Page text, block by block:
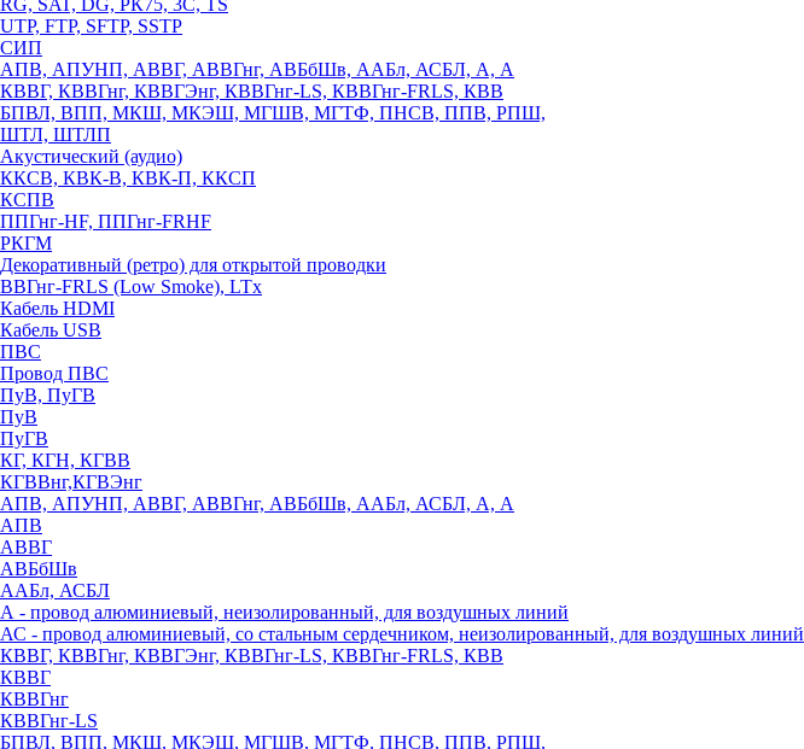
RG, SAT, DG, РК75, 3С, TS
UTP, FTP, SFTP, SSTP
СИП
АПВ, АПУНП, АВВГ, АВВГнг, АВБбШв, ААБл, АСБЛ, А, А
КВВГ, КВВГнг, КВВГЭнг, КВВГнг-LS, КВВГнг-FRLS, КВВ
БПВЛ, ВПП, МКШ, МКЭШ, МГШВ, МГТФ, ПНСВ, ППВ, РПШ,
ШТЛ, ШТЛП
Акустический (аудио)
ККСВ, КВК-В, КВК-П, ККСП
КСПВ
ППГнг-HF, ППГнг-FRHF
РКГМ
Декоративный (ретро) для открытой проводки
ВВГнг-FRLS (Low Smoke), LTx
Кабель HDMI
Кабель USB
ПВС
Провод ПВС
ПуВ, ПуГВ
ПуВ
ПуГВ
КГ, КГН, КГВВ
КГВВнг,КГВЭнг
АПВ, АПУНП, АВВГ, АВВГнг, АВБбШв, ААБл, АСБЛ, А, А
АПВ
АВВГ
АВБбШв
ААБл, АСБЛ
А - провод алюминиевый, неизолированный, для воздушных линий
АС - провод алюминиевый, со стальным сердечником, неизолированный, для воздушных линий
КВВГ, КВВГнг, КВВГЭнг, КВВГнг-LS, КВВГнг-FRLS, КВВ
КВВГ
КВВГнг
КВВГнг-LS
БПВЛ, ВПП, МКШ, МКЭШ, МГШВ, МГТФ, ПНСВ, ППВ, РПШ,